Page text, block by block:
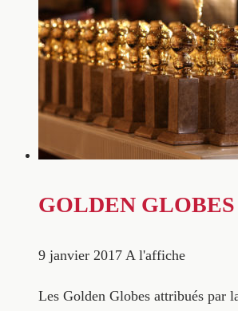
GOLDEN GLOBES
9 janvier 2017 A l'affiche
Les Golden Globes attribués par